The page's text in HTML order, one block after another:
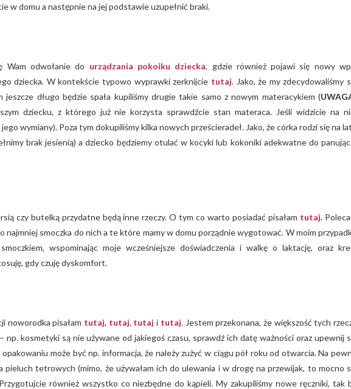
w domu a następnie na jej podstawie uzupełnić braki.
Wam odwołanie do urządzania pokoiku dziecka, gdzie również pojawi się nowy
dziecka. W kontekście typowo wyprawki zerknijcie tutaj. Jako, że my zdecydowaliśmy
długo będzie spała kupiliśmy drugie takie samo z nowym materacykiem (
dziecku, z którego już nie korzysta sprawdźcie stan materaca. Jeśli widzicie na
wymiany). Poza tym dokupiliśmy kilka nowych prześcieradeł. Jako, że córka rodzi się na
brak jesienią) a dziecko będziemy otulać w kocyki lub kokoniki adekwatne do
czy butelką przydatne będą inne rzeczy. O tym co warto posiadać pisałam tutaj.
najmniej smoczka do nich a te które mamy w domu porządnie wygotować. W moim
wspominając moje wcześniejsze doświadczenia i walkę o laktację, oraz
gdy czuję dyskomfort.
noworodka pisałam tutaj, tutaj, tutaj i tutaj. Jestem przekonana, że większość tych
np. kosmetyki są nie używane od jakiegoś czasu, sprawdź ich datę ważności oraz upewnij
może być np. informacja, że należy zużyć w ciągu pół roku od otwarcia. Na
pieluch tetrowych (mimo, że używałam ich do ulewania i w drogę na przewijak, to mocno
również wszystko co niezbędne do kąpieli. My zakupiliśmy nowe ręczniki, tak